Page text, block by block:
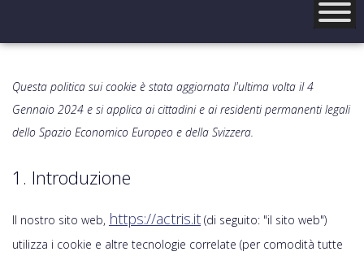
Questa politica sui cookie è stata aggiornata l'ultima volta il 4
Gennaio 2024 e si applica ai cittadini e ai residenti permanenti legali
dello Spazio Economico Europeo e della Svizzera.
1. Introduzione
Il nostro sito web, https://actris.it (di seguito: "il sito web")
utilizza i cookie e altre tecnologie correlate (per comodità tutte